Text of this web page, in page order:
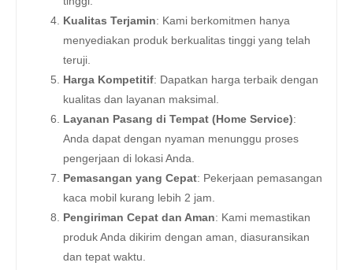
Kualitas Terjamin: Kami berkomitmen hanya
menyediakan produk berkualitas tinggi yang telah
teruji.
Harga Kompetitif: Dapatkan harga terbaik dengan
kualitas dan layanan maksimal.
Layanan Pasang di Tempat (Home Service):
Anda dapat dengan nyaman menunggu proses
pengerjaan di lokasi Anda.
Pemasangan yang Cepat: Pekerjaan pemasangan
kaca mobil kurang lebih 2 jam.
Pengiriman Cepat dan Aman: Kami memastikan
produk Anda dikirim dengan aman, diasuransikan
dan tepat waktu.